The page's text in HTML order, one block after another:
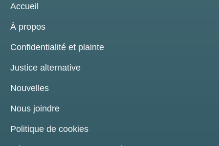
Accueil
À propos
Confidentialité et plainte
Justice alternative
Nouvelles
Nous joindre
Politique de cookies